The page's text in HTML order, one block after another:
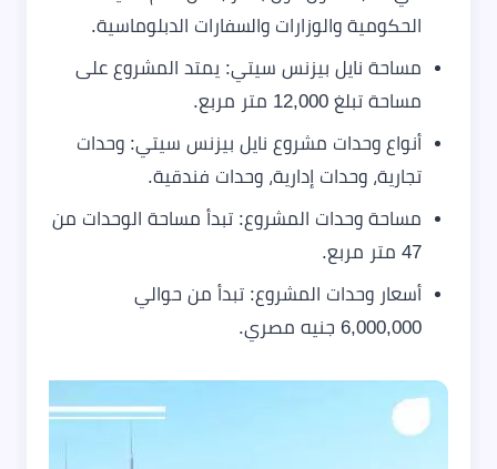
الحكومية والوزارات والسفارات الدبلوماسية.
مساحة نايل بيزنس سيتي: يمتد المشروع على
مساحة تبلغ 12,000 متر مربع.
أنواع وحدات مشروع نايل بيزنس سيتي: وحدات
تجارية، وحدات إدارية، وحدات فندقية.
مساحة وحدات المشروع: تبدأ مساحة الوحدات من
47 متر مربع.
أسعار وحدات المشروع: تبدأ من حوالي
6,000,000 جنيه مصري.